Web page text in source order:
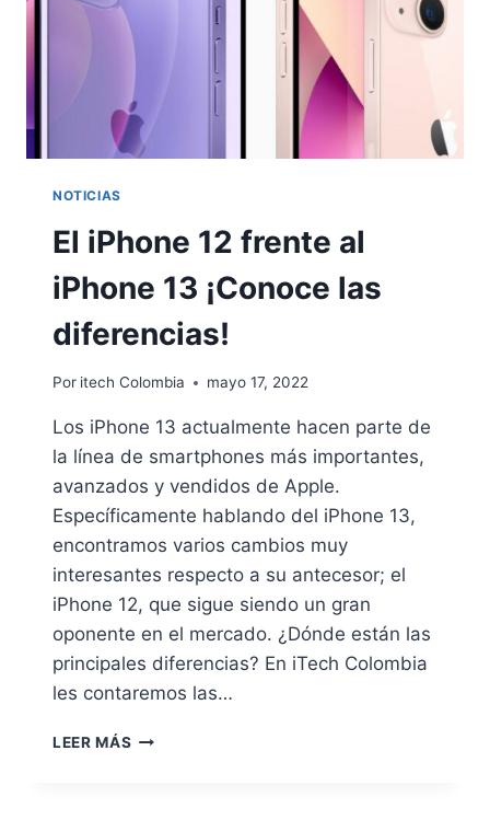
NOTICIAS
El iPhone 12 frente al
iPhone 13 ¡Conoce las
diferencias!
Por itech Colombia mayo 17, 2022
Los iPhone 13 actualmente hacen parte de
la línea de smartphones más importantes,
avanzados y vendidos de Apple.
Específicamente hablando del iPhone 13,
encontramos varios cambios muy
interesantes respecto a su antecesor; el
iPhone 12, que sigue siendo un gran
oponente en el mercado. ¿Dónde están las
principales diferencias? En iTech Colombia
les contaremos las…
LEER MÁS